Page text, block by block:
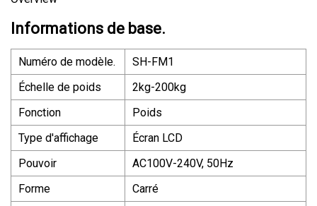
Informations de base.
Numéro de modèle.
SH-FM1
Échelle de poids
2kg-200kg
Fonction
Poids
Type d'affichage
Écran LCD
Pouvoir
AC100V-240V, 50Hz
Forme
Carré